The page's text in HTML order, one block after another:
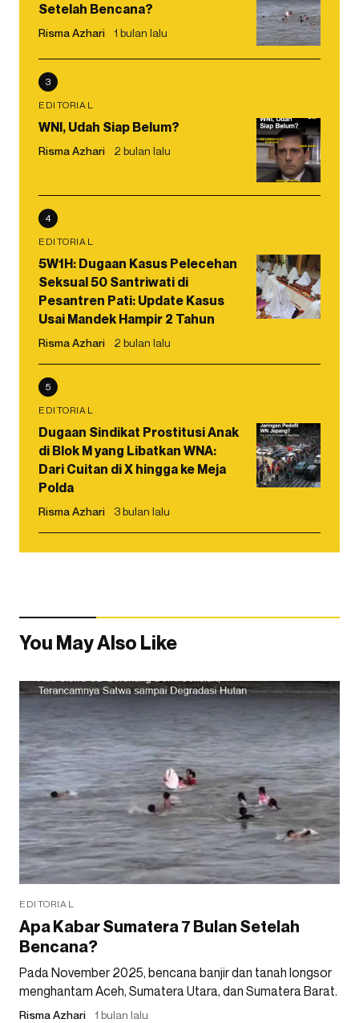
Setelah Bencana?
Risma Azhari 1 bulan lalu
3
EDITORIAL
WNI, Udah Siap Belum?
Risma Azhari 2 bulan lalu
4
EDITORIAL
5W1H: Dugaan Kasus Pelecehan
Seksual 50 Santriwati di
Pesantren Pati: Update Kasus
Usai Mandek Hampir 2 Tahun
Risma Azhari 2 bulan lalu
5
EDITORIAL
Dugaan Sindikat Prostitusi Anak
di Blok M yang Libatkan WNA:
Dari Cuitan di X hingga ke Meja
Polda
Risma Azhari 3 bulan lalu
You May Also Like
EDITORIAL
Apa Kabar Sumatera 7 Bulan Setelah
Bencana?
Pada November 2025, bencana banjir dan tanah longsor
menghantam Aceh, Sumatera Utara, dan Sumatera Barat.
Risma Azhari 1 bulan lalu